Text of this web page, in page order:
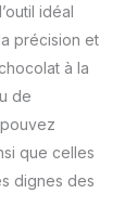
idéal
précision et
à la
de
que celles
dignes des